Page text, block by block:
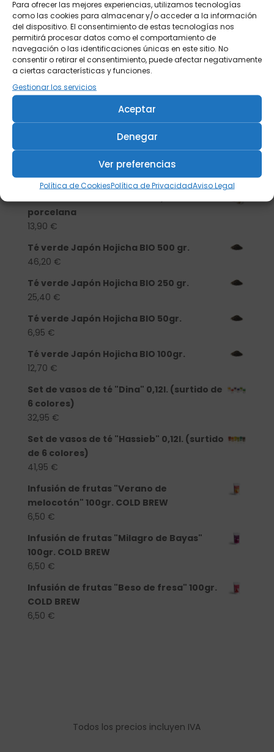
Para ofrecer las mejores experiencias, utilizamos tecnologías
como las cookies para almacenar y/o acceder a la información
del dispositivo. El consentimiento de estas tecnologías nos
permitirá procesar datos como el comportamiento de
navegación o las identificaciones únicas en este sitio. No
consentir o retirar el consentimiento, puede afectar negativamente
a ciertas características y funciones.
Gestionar los servicios
Aceptar
Denegar
Ver preferencias
Política de CookiesPolítica de PrivacidadAviso Legal
Productos
porcelana
13,90 €
Té verde Japón Hojicha BIO 500 gr.
46,20 €
Té verde Japón Hojicha BIO 250 gr.
25,40 €
Té verde Japón Hojicha BIO 50gr.
6,95 €
Té verde Japón Hojicha BIO 100gr.
12,70 €
Set de vasos de té "Dina" 0,12l. (surtido de
6 colores)
32,95 €
Set de vasos de té "Hassieb" 0,12l. (surtido
de 6 colores)
41,95 €
Infusión de frutas "Verano de
melocotón" 100gr. COLD BREW
6,50 €
Infusión de frutas "Milagro de Bayas"
100gr. COLD BREW
6,50 €
Infusión de frutas "Beso de fresa" 100gr.
COLD BREW
6,50 €
Todos los precios incluyen IVA